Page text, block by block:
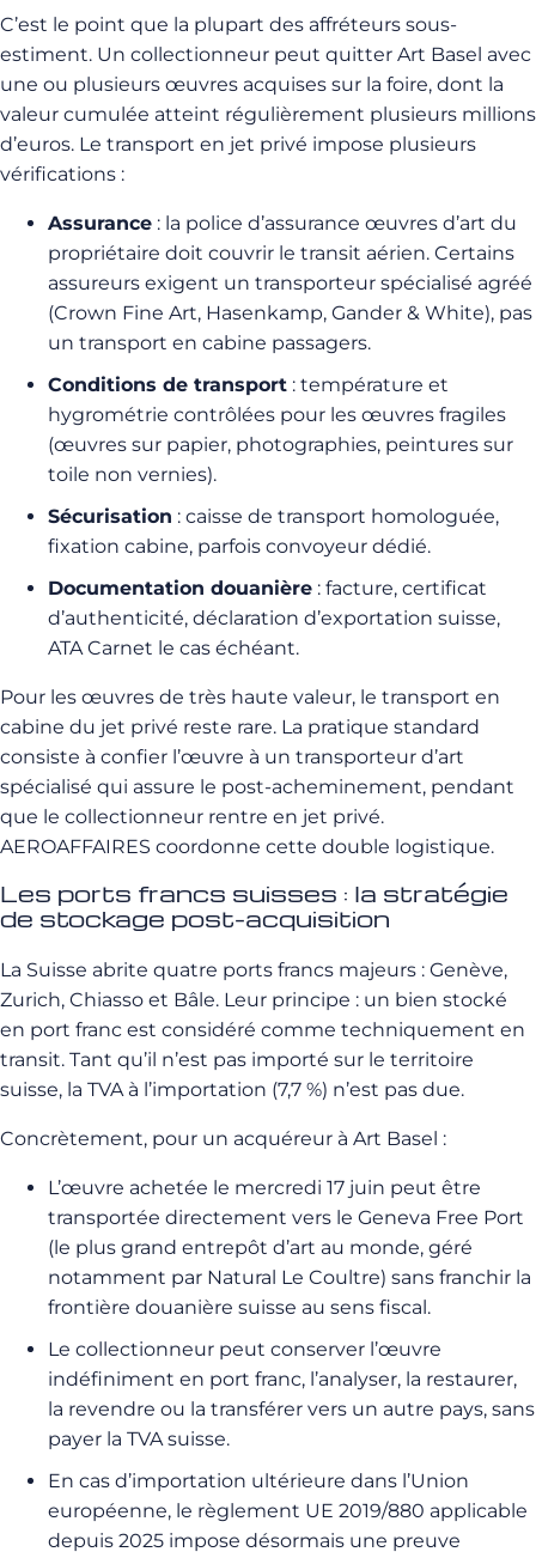
C’est le point que la plupart des affréteurs sous-
estiment. Un collectionneur peut quitter Art Basel avec
une ou plusieurs œuvres acquises sur la foire, dont la
valeur cumulée atteint régulièrement plusieurs millions
d’euros. Le transport en jet privé impose plusieurs
vérifications :
Assurance : la police d’assurance œuvres d’art du
propriétaire doit couvrir le transit aérien. Certains
assureurs exigent un transporteur spécialisé agréé
(Crown Fine Art, Hasenkamp, Gander & White), pas
un transport en cabine passagers.
Conditions de transport : température et
hygrométrie contrôlées pour les œuvres fragiles
(œuvres sur papier, photographies, peintures sur
toile non vernies).
Sécurisation : caisse de transport homologuée,
fixation cabine, parfois convoyeur dédié.
Documentation douanière : facture, certificat
d’authenticité, déclaration d’exportation suisse,
ATA Carnet le cas échéant.
Pour les œuvres de très haute valeur, le transport en
cabine du jet privé reste rare. La pratique standard
consiste à confier l’œuvre à un transporteur d’art
spécialisé qui assure le post-acheminement, pendant
que le collectionneur rentre en jet privé.
AEROAFFAIRES coordonne cette double logistique.
Les ports francs suisses : la stratégie
de stockage post-acquisition
La Suisse abrite quatre ports francs majeurs : Genève,
Zurich, Chiasso et Bâle. Leur principe : un bien stocké
en port franc est considéré comme techniquement en
transit. Tant qu’il n’est pas importé sur le territoire
suisse, la TVA à l’importation (7,7 %) n’est pas due.
Concrètement, pour un acquéreur à Art Basel :
L’œuvre achetée le mercredi 17 juin peut être
transportée directement vers le Geneva Free Port
(le plus grand entrepôt d’art au monde, géré
notamment par Natural Le Coultre) sans franchir la
frontière douanière suisse au sens fiscal.
Le collectionneur peut conserver l’œuvre
indéfiniment en port franc, l’analyser, la restaurer,
la revendre ou la transférer vers un autre pays, sans
payer la TVA suisse.
En cas d’importation ultérieure dans l’Union
européenne, le règlement UE 2019/880 applicable
depuis 2025 impose désormais une preuve